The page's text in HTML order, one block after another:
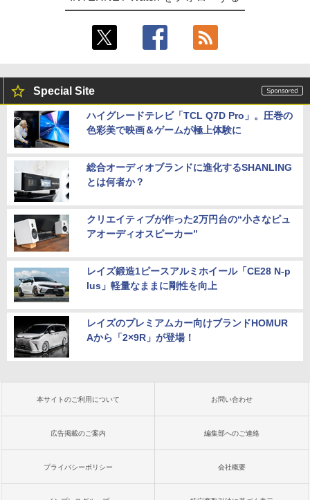
Special Site
ハイグレードテレビ「TCL Q7D Pro」。圧巻の
色彩美で映画＆ゲームが極上体験に
総合オーディオブランドに進化するSHANLING
とは何者か？
クリエイティブが作った2万円台の“小さなピュ
アオーディオスピーカー”
レイズ鍛造1ピースアルミホイール「CE28 N-p
lus」軽量なままに剛性を向上
レイズのプレミアムカー向けブランドHOMUR
Aから「2×9R」が登場！
本サイトのご利用について お問い合わせ
広告掲載のご案内 編集部へのご連絡
プライバシーポリシー 会社概要